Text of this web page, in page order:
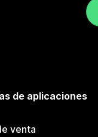
de aplicaciones
venta